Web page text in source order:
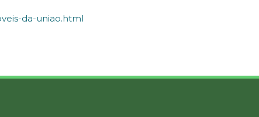
da-uniao.html